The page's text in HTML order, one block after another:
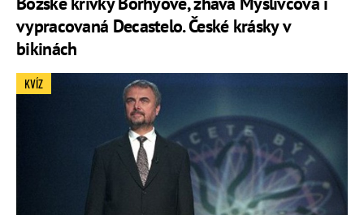
vypracovaná Decastelo. České krásky v
bikinách
KVÍZ